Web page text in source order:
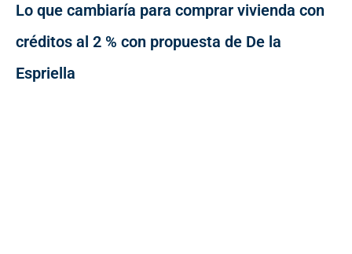
Lo que cambiaría para comprar vivienda con
créditos al 2 % con propuesta de De la
Espriella